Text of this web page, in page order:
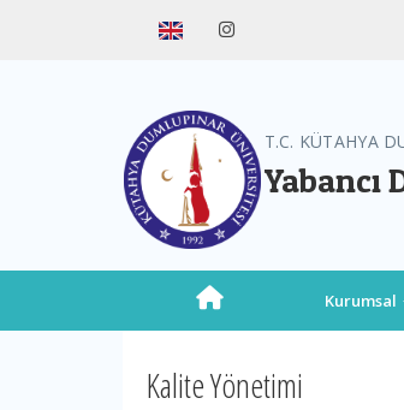
T.C. KÜTAHYA
Kurumsal
Kalite Yönetimi